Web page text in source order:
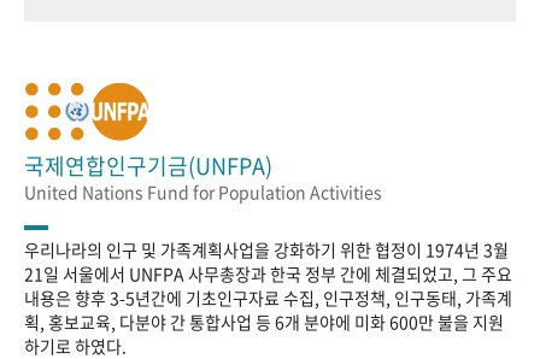
국제연합인구기금(UNFPA)
United Nations Fund for Population Activities
우리나라의 인구 및 가족계획사업을 강화하기 위한 협정이 1974년 3월
21일 서울에서 UNFPA 사무총장과 한국 정부 간에 체결되었고, 그 주요
내용은 향후 3-5년간에 기초인구자료 수집, 인구정책, 인구동태, 가족계
획, 홍보교육, 다분야 간 통합사업 등 6개 분야에 미화 600만 불을 지원
하기로 하였다.